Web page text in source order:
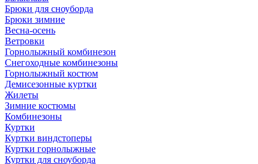
Брюки для сноуборда
Брюки зимние
Весна-осень
Ветровки
Горнолыжный комбинезон
Снегоходные комбинезоны
Горнолыжный костюм
Демисезонные куртки
Жилеты
Зимние костюмы
Комбинезоны
Куртки
Куртки виндстоперы
Куртки горнолыжные
Куртки для сноуборда